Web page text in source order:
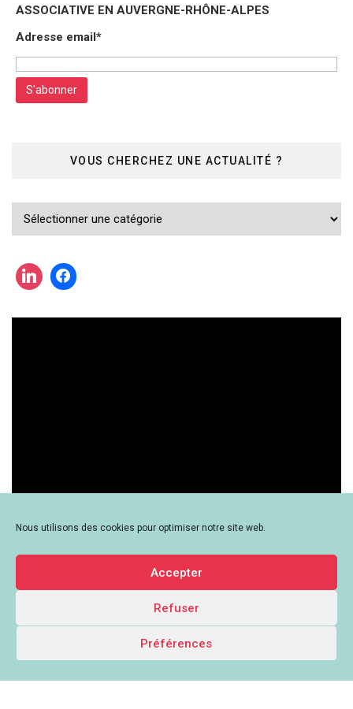
Nous utilisons des cookies pour optimiser notre site web.
Accepter
Refuser
Préférences
ASSOCIATIVE EN AUVERGNE-RHÔNE-ALPES
Adresse email*
VOUS CHERCHEZ UNE ACTUALITÉ ?
Vous
actualité
?
Le Mouvement associatif Auvergne-Rhône-Alpes - 259 Rue de Créqui,
légales